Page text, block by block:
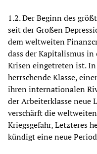
1.2. Der Beginn des
seit der Großen
dem weltweiten
dass der Kapitalismus
Krisen eingetreten ist.
herrschende Klasse,
ihren internationalen
der Arbeiterklasse neue
verschärft die
Kriegsgefahr, Letzteres
kündigt eine neue